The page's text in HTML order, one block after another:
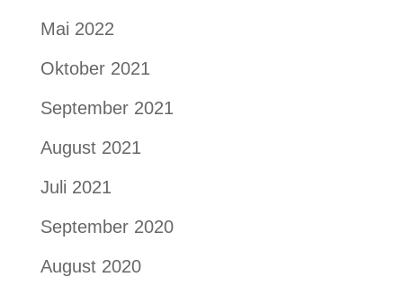
Mai 2022
Oktober 2021
September 2021
August 2021
Juli 2021
September 2020
August 2020